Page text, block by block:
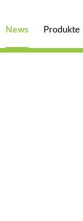
News Produkte